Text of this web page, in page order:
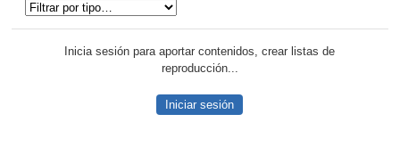
Inicia sesión para aportar contenidos, crear listas de
reproducción...
Iniciar sesión